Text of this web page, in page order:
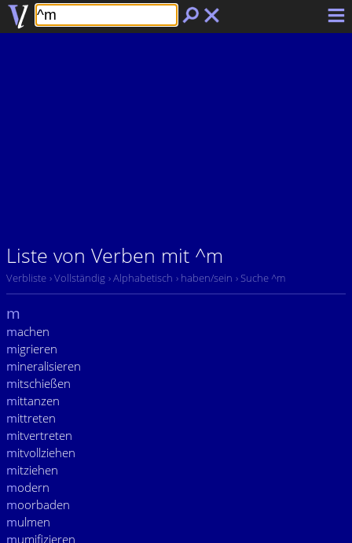
Liste von Verben mit ^m
Verbliste › Vollständig › Alphabetisch › haben/sein › Suche ^m
m
machen
migrieren
mineralisieren
mitschießen
mittanzen
mittreten
mitvertreten
mitvollziehen
mitziehen
modern
moorbaden
mulmen
mumifizieren